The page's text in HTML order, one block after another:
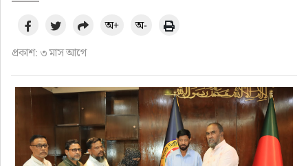
প্রকাশ: ৩ মাস আগে
অ+ অ-